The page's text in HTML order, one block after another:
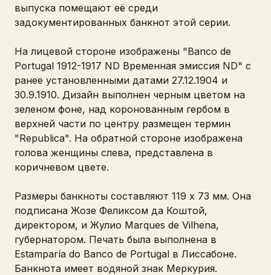
выпуска помещают её среди
задокументированных банкнот этой серии.
На лицевой стороне изображены "Banco de
Portugal 1912-1917 ND Временная эмиссия ND" с
ранее установленными датами 27.12.1904 и
30.9.1910. Дизайн выполнен черным цветом на
зеленом фоне, над коронованным гербом в
верхней части по центру размещен термин
"Republica". На обратной стороне изображена
голова женщины слева, представлена в
коричневом цвете.
Размеры банкноты составляют 119 x 73 мм. Она
подписана Жозе Феликсом да Коштой,
директором, и Жулио Marques de Vilhena,
губернатором. Печать была выполнена в
Estamparía do Banco de Portugal в Лиссабоне.
Банкнота имеет водяной знак Меркурия.